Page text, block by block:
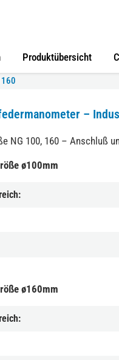
Produktübersicht
–
NG 100, 160 – Anschluß
ø100mm
ø160mm